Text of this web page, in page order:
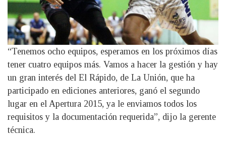
“Tenemos ocho equipos, esperamos en los próximos días
tener cuatro equipos más. Vamos a hacer la gestión y hay
un gran interés del El Rápido, de La Unión, que ha
participado en ediciones anteriores, ganó el segundo
lugar en el Apertura 2015, ya le enviamos todos los
requisitos y la documentación requerida”, dijo la gerente
técnica.